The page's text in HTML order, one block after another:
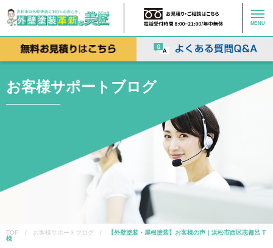
MENU
お客様サポートブログ
TOP / お客様サポートブログ /
【外壁塗装・屋根塗装】お客様の声｜浜松市西区志都呂 T
様